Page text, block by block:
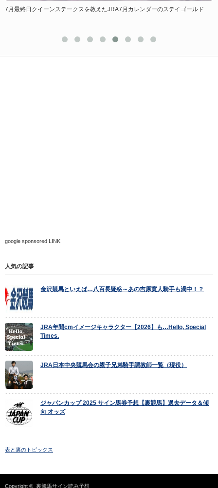
7月最終日クイーンステークスを教えたJRA7月カレンダーのステイゴールド
google sponsored LINK
人気の記事
金沢競馬といえば…八百長疑惑～あの吉原寛人騎手も渦中！？
JRA年間cmイメージキャラクター【2026】も…Hello, Special
Times.
JRA日本中央競馬会の親子兄弟騎手調教師一覧（現役）
ジャパンカップ 2025 サイン馬券予想【裏競馬】過去データ＆傾
向 オッズ
表と裏のトピックス
Copyright © 裏競馬サイン読み予想